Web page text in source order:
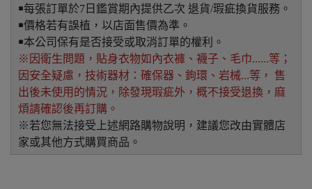
￭每張訂單於7日鑑賞期內提供乙次 退貨/瑕疵換貨服務。
￭價格若有誤植，以店面售價為準。
￭本公司保有是否接受或取消訂單的權利。
※因衛生問題，貼身衣物如內衣褲、襪子、毛巾......等；
因安全疑慮，技術器材：確保器、鉤環、岩械...等， 售
出後未使用的情況，除發現瑕疵外，概不接受退換，麻
煩請確認後再訂購。
※若您無法接受上述網路購物說明，建議您改由實體店
家或其他方式購買商品。